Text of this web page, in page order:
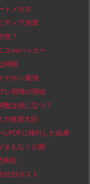
トメガネ
ディア決算
漠？
vsハッカー
神様
ヤホン最強
回帰の理由
は役に立つ？
推奨大臣
PDFに移行した結果
もなく公開
怖症
日ポスト